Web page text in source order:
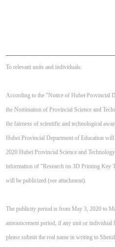
To relevant units and individuals:
According to the "Notice of Hubei Provincial
the Nomination of Provincial Science and
the fairness of scientific and technological
Hubei Provincial Department of Education
2020 Hubei Provincial Science and
information of "Research on 3D Printing Key
will be publicized (see attachment).
The publicity period is from May 3, 2020 to
announcement period, if any unit or individual
please submit the real name in writing to